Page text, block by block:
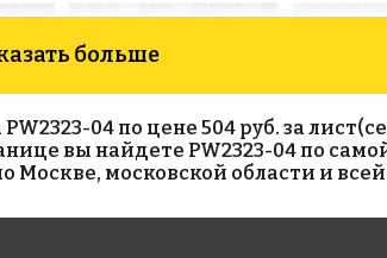
больше
04 по цене 504 руб. за
вы найдете PW2323-04 по
московской области и всей